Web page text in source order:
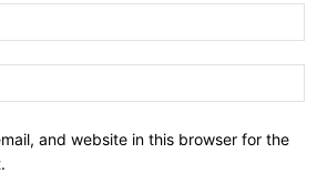
and website in this browser for the